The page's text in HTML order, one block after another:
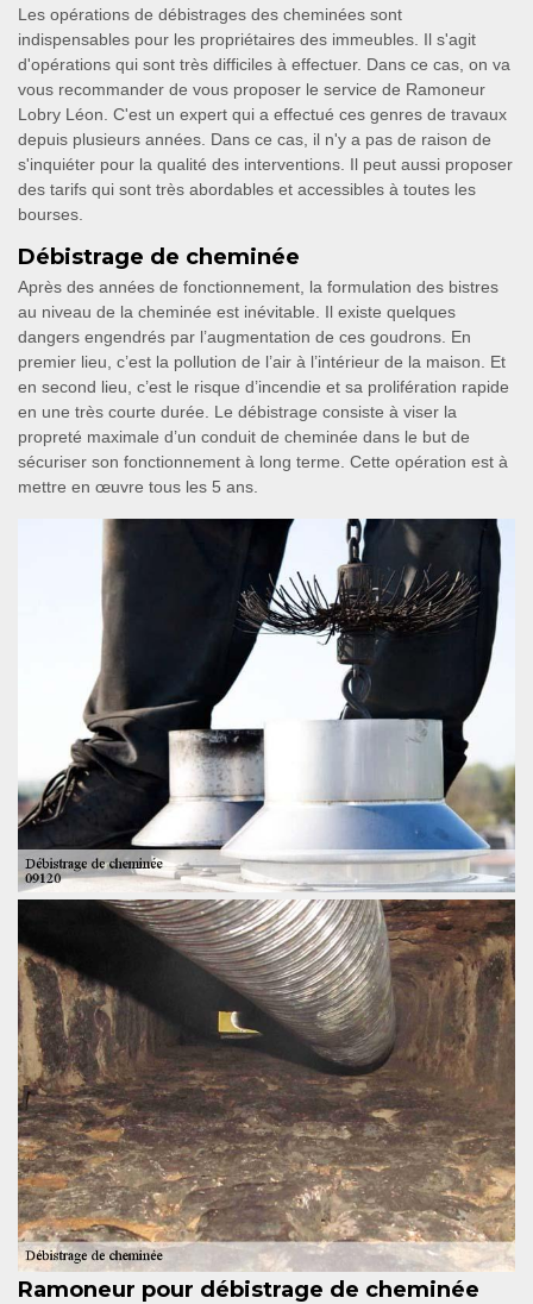
Les opérations de débistrages des cheminées sont
indispensables pour les propriétaires des immeubles. Il s'agit
d'opérations qui sont très difficiles à effectuer. Dans ce cas, on va
vous recommander de vous proposer le service de Ramoneur
Lobry Léon. C'est un expert qui a effectué ces genres de travaux
depuis plusieurs années. Dans ce cas, il n'y a pas de raison de
s'inquiéter pour la qualité des interventions. Il peut aussi proposer
des tarifs qui sont très abordables et accessibles à toutes les
bourses.
Débistrage de cheminée
Après des années de fonctionnement, la formulation des bistres
au niveau de la cheminée est inévitable. Il existe quelques
dangers engendrés par l’augmentation de ces goudrons. En
premier lieu, c’est la pollution de l’air à l’intérieur de la maison. Et
en second lieu, c’est le risque d’incendie et sa prolifération rapide
en une très courte durée. Le débistrage consiste à viser la
propreté maximale d’un conduit de cheminée dans le but de
sécuriser son fonctionnement à long terme. Cette opération est à
mettre en œuvre tous les 5 ans.
Ramoneur pour débistrage de cheminée